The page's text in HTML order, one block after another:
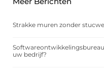
Strakke muren zonder
uw bedrijf?